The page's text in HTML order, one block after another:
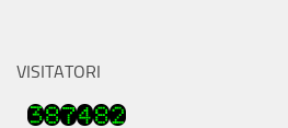
VISITATORI